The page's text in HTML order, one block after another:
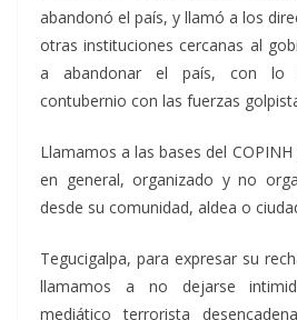
abandonó el país, y llamó a los
otras instituciones cercanas al
a abandonar el país, con lo
contubernio con las fuerzas
Llamamos a las bases del
en general, organizado y no
desde su comunidad, aldea o
Tegucigalpa, para expresar su
llamamos a no dejarse
mediático terrorista